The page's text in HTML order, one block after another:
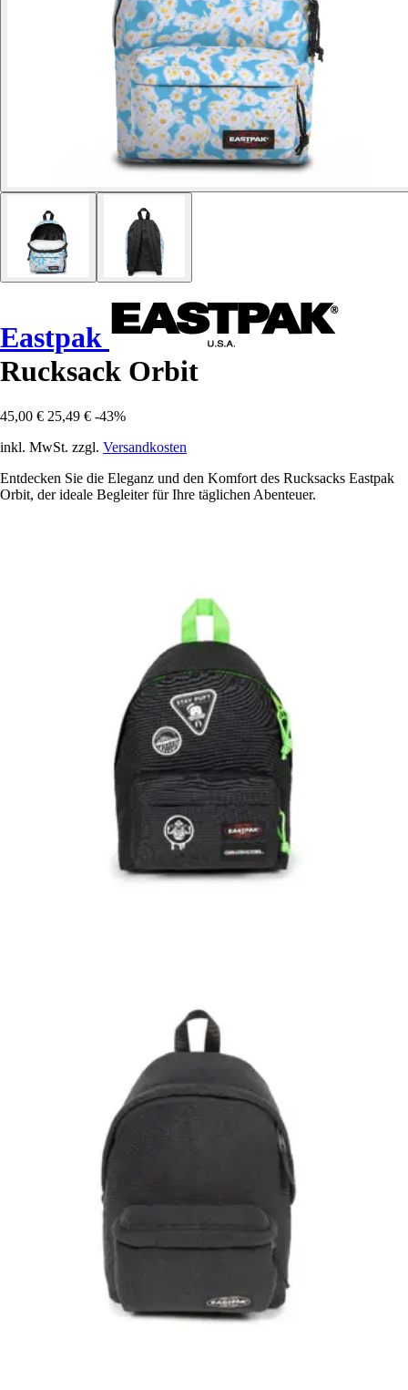
Eastpak
Rucksack Orbit
45,00 € 25,49 € -43%
inkl. MwSt. zzgl. Versandkosten
Entdecken Sie die Eleganz und den Komfort des Rucksacks Eastpak
Orbit, der ideale Begleiter für Ihre täglichen Abenteuer.